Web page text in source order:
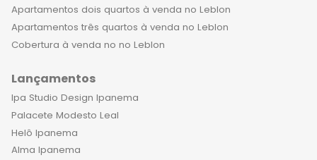
Apartamentos dois quartos à venda no Leblon
Apartamentos três quartos à venda no Leblon
Cobertura à venda no no Leblon
Lançamentos
Ipa Studio Design Ipanema
Palacete Modesto Leal
Helô Ipanema
Alma Ipanema